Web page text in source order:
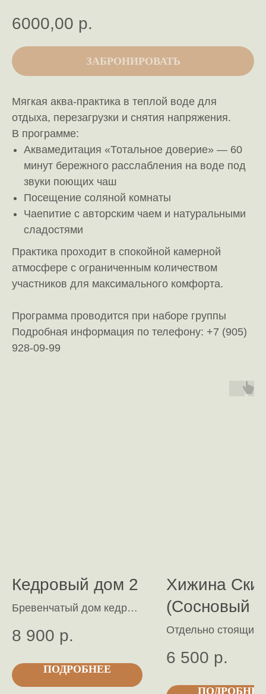
6000,00 р.
ЗАБРОНИРОВАТЬ
Мягкая аква-практика в теплой воде для
отдыха, перезагрузки и снятия напряжения.
В программе:
Аквамедитация «Тотальное доверие» — 60
минут бережного расслабления на воде под
звуки поющих чаш
Посещение соляной комнаты
Чаепитие с авторским чаем и натуральными
сладостями
Практика проходит в спокойной камерной
атмосфере с ограниченным количеством
участников для максимального комфорта.
Программа проводится при наборе группы
Подробная информация по телефону: +7 (905)
928-09-99
Кедровый дом 2
Бревенчатый дом кедра с
печкой, расположенный
древесный аромат
мощного дерева в два
8 900 р.
ПОДРОБНЕЕ
Хижина
(Сосновый
5)
Отдельно стоящий
рубленный дом из
6 500 р.
ПОДРОБНЕЕ